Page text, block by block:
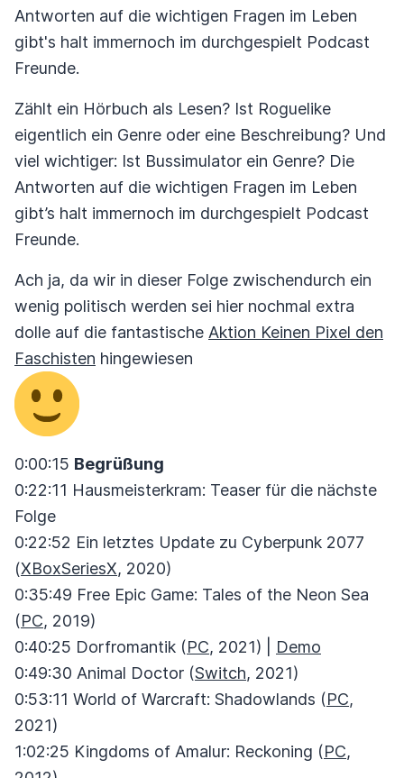
Antworten auf die wichtigen Fragen im Leben
gibt's halt immernoch im durchgespielt Podcast
Freunde.
Zählt ein Hörbuch als Lesen? Ist Roguelike
eigentlich ein Genre oder eine Beschreibung? Und
viel wichtiger: Ist Bussimulator ein Genre? Die
Antworten auf die wichtigen Fragen im Leben
gibt’s halt immernoch im durchgespielt Podcast
Freunde.
Ach ja, da wir in dieser Folge zwischendurch ein
wenig politisch werden sei hier nochmal extra
dolle auf die fantastische Aktion Keinen Pixel den
Faschisten hingewiesen
0:00:15 Begrüßung
0:22:11 Hausmeisterkram: Teaser für die nächste
Folge
0:22:52 Ein letztes Update zu Cyberpunk 2077
(XBoxSeriesX, 2020)
0:35:49 Free Epic Game: Tales of the Neon Sea
(PC, 2019)
0:40:25 Dorfromantik (PC, 2021) | Demo
0:49:30 Animal Doctor (Switch, 2021)
0:53:11 World of Warcraft: Shadowlands (PC,
2021)
1:02:25 Kingdoms of Amalur: Reckoning (PC,